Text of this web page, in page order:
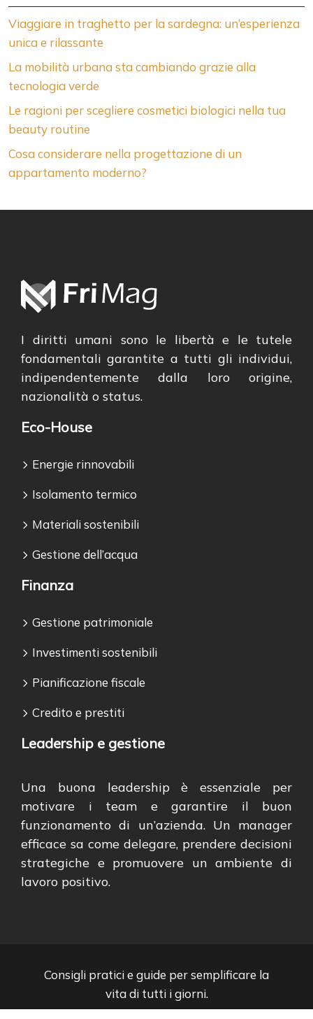
Viaggiare in traghetto per la sardegna: un’esperienza
unica e rilassante
La mobilità urbana sta cambiando grazie alla
tecnologia verde
Le ragioni per scegliere cosmetici biologici nella tua
beauty routine
Cosa considerare nella progettazione di un
appartamento moderno?
I diritti umani sono le libertà e le tutele
fondamentali garantite a tutti gli individui,
indipendentemente dalla loro origine,
nazionalità o status.
Eco-House
Energie rinnovabili
Isolamento termico
Materiali sostenibili
Gestione dell’acqua
Finanza
Gestione patrimoniale
Investimenti sostenibili
Pianificazione fiscale
Credito e prestiti
Leadership e gestione
Una buona leadership è essenziale per
motivare i team e garantire il buon
funzionamento di un’azienda. Un manager
efficace sa come delegare, prendere decisioni
strategiche e promuovere un ambiente di
lavoro positivo.
Consigli pratici e guide per semplificare la
vita di tutti i giorni.